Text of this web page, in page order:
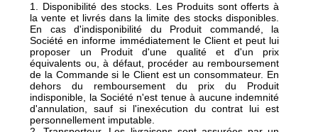
1. Disponibilité des stocks. Les Produits sont offerts à
la vente et livrés dans la limite des stocks disponibles.
En cas d'indisponibilité du Produit commandé, la
Société en informe immédiatement le Client et peut lui
proposer un Produit d'une qualité et d'un prix
équivalents ou, à défaut, procéder au remboursement
de la Commande si le Client est un consommateur. En
dehors du remboursement du prix du Produit
indisponible, la Société n'est tenue à aucune indemnité
d'annulation, sauf si l'inexécution du contrat lui est
personnellement imputable.